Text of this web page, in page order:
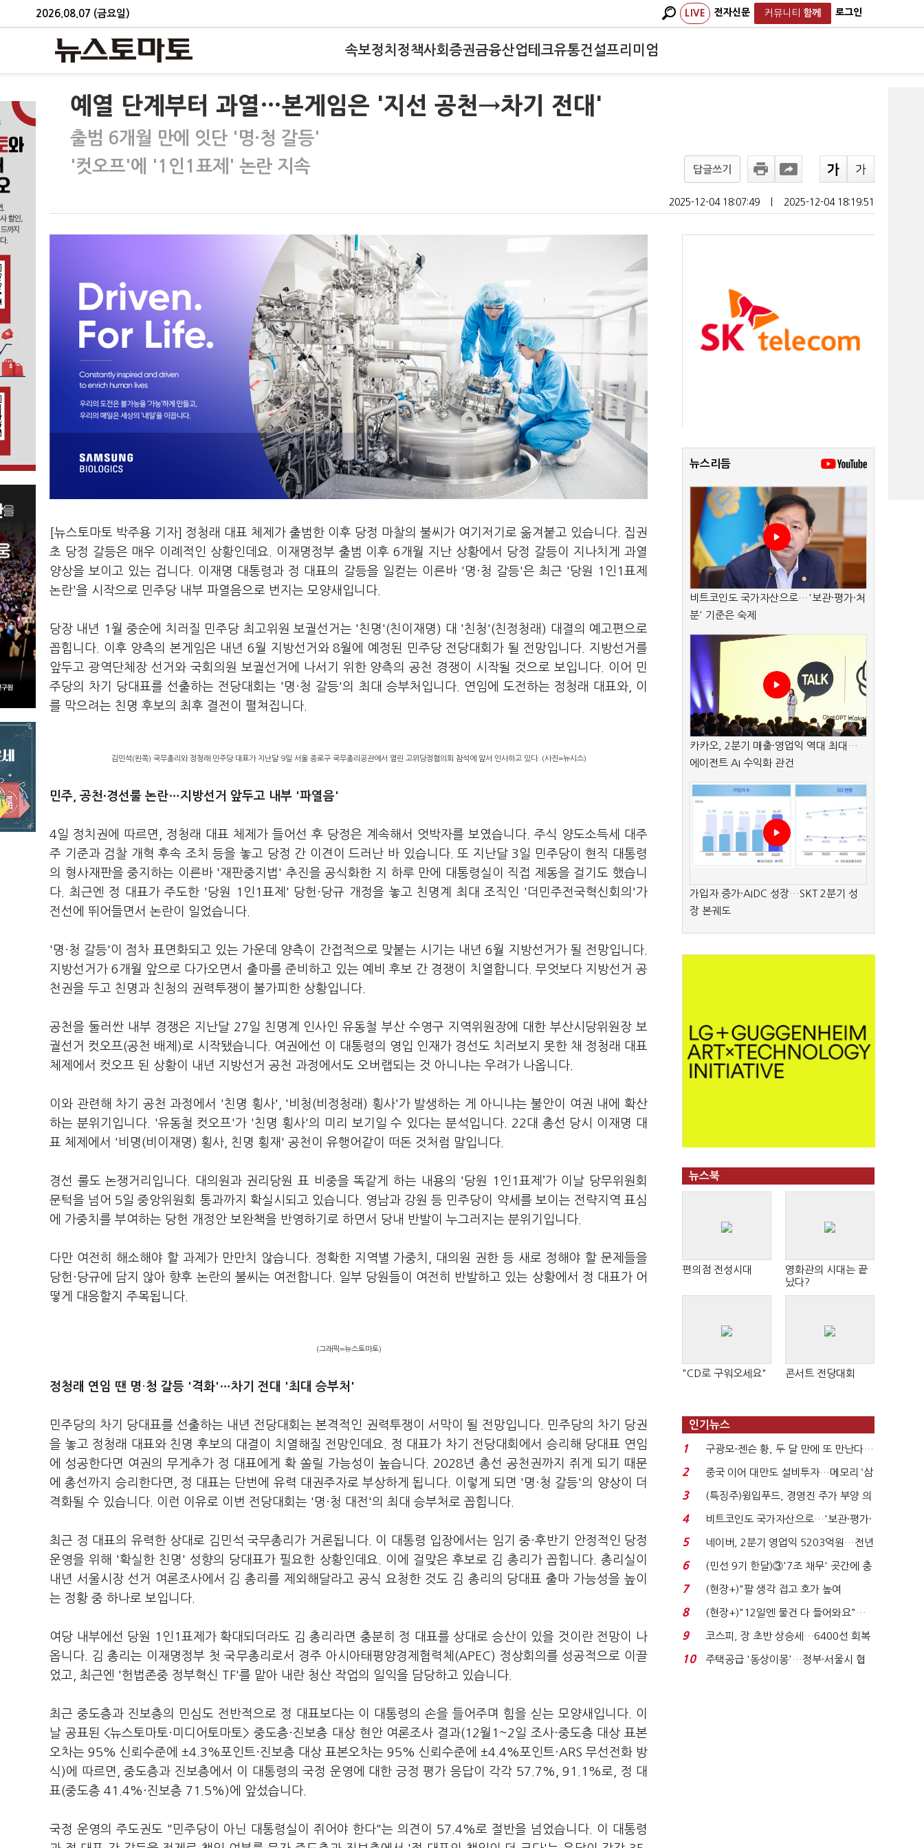
2026.08.07 (금요일) LIVE 전자신문 커뮤니티 함께 로그인
속보정치 정책사회 증권금융산업테크유통건설프리미엄
예열 단계부터 과열…본게임은 '지선 공천→차기 전대'
출범 6개월 만에 잇단 '명·청 갈등'
'컷오프'에 '1인1표제' 논란 지속
답글쓰기
2025-12-04 18:07:49 2025-12-04 18:19:51
[뉴스토마토 박주용 기자] 정청래 대표 체제가 출범한 이후 당정 마찰의 불씨가 여기저기로 옮겨붙고 있습니다. 집권
초 당정 갈등은 매우 이례적인 상황인데요. 이재명정부 출범 이후 6개월 지난 상황에서 당정 갈등이 지나치게 과열
양상을 보이고 있는 겁니다. 이재명 대통령과 정 대표의 갈등을 일컫는 이른바 '명 ·청 갈등'은 최근 '당원 1인1표제
논란'을 시작으로 민주당 내부 파열음으로 번지는 모양새입니다.
당장 내년 1월 중순에 치러질 민주당 최고위원 보궐선거는 '친명'(친이재명) 대 '친청'(친정청래) 대결의 예고편으로
꼽힙니다. 이후 양측의 본게임은 내년 6월 지방선거와 8월에 예정된 민주당 전당대회가 될 전망입니다. 지방선거를
앞두고 광역단체장 선거와 국회의원 보궐선거에 나서기 위한 양측의 공천 경쟁이 시작될 것으로 보입니다. 이어 민
주당의 차기 당대표를 선출하는 전당대회는 '명 ·청 갈등'의 최대 승부처입니다. 연임에 도전하는 정청래 대표와, 이
를 막으려는 친명 후보의 최후 결전이 펼쳐집니다.
김민석(왼쪽) 국무총리와 정청래 민주당 대표가 지난달 9일 서울 종로구 국무총리공관에서 열린 고위당정협의회 참석에 앞서 인사하고 있다. (사진=뉴시스)
민주, 공천·경선룰 논란…지방선거 앞두고 내부 '파열음'
4일 정치권에 따르면, 정청래 대표 체제가 들어선 후 당정은 계속해서 엇박자를 보였습니다. 주식 양도소득세 대주
주 기준과 검찰 개혁 후속 조치 등을 놓고 당정 간 이견이 드러난 바 있습니다. 또 지난달 3일 민주당이 현직 대통령
의 형사재판을 중지하는 이른바 '재판중지법' 추진을 공식화한 지 하루 만에 대통령실이 직접 제동을 걸기도 했습니
다. 최근엔 정 대표가 주도한 '당원 1인1표제' 당헌·당규 개정을 놓고 친명계 최대 조직인 '더민주전국혁신회의'가
전선에 뛰어들면서 논란이 일었습니다.
'명·청 갈등'이 점차 표면화되고 있는 가운데 양측이 간접적으로 맞붙는 시기는 내년 6월 지방선거가 될 전망입니다.
지방선거가 6개월 앞으로 다가오면서 출마를 준비하고 있는 예비 후보 간 경쟁이 치열합니다. 무엇보다 지방선거 공
천권을 두고 친명과 친청의 권력투쟁이 불가피한 상황입니다.
공천을 둘러싼 내부 경쟁은 지난달 27일 친명계 인사인 유동철 부산 수영구 지역위원장에 대한 부산시당위원장 보
궐선거 컷오프(공천 배제)로 시작됐습니다. 여권에선 이 대통령의 영입 인재가 경선도 치러보지 못한 채 정청래 대표
체제에서 컷오프 된 상황이 내년 지방선거 공천 과정에서도 오버랩되는 것 아니냐는 우려가 나옵니다.
이와 관련해 차기 공천 과정에서 '친명 횡사', '비청(비정청래) 횡사'가 발생하는 게 아니냐는 불안이 여권 내에 확산
하는 분위기입니다. '유동철 컷오프'가 '친명 횡사'의 미리 보기일 수 있다는 분석입니다. 22대 총선 당시 이재명 대
표 체제에서 '비명(비이재명) 횡사, 친명 횡재' 공천이 유행어같이 떠돈 것처럼 말입니다.
경선 룰도 논쟁거리입니다. 대의원과 권리당원 표 비중을 똑같게 하는 내용의 '당원 1인1표제’가 이날 당무위원회
문턱을 넘어 5일 중앙위원회 통과까지 확실시되고 있습니다. 영남과 강원 등 민주당이 약세를 보이는 전략지역 표심
에 가중치를 부여하는 당헌 개정안 보완책을 반영하기로 하면서 당내 반발이 누그러지는 분위기입니다.
다만 여전히 해소해야 할 과제가 만만치 않습니다. 정확한 지역별 가중치, 대의원 권한 등 새로 정해야 할 문제들을
당헌·당규에 담지 않아 향후 논란의 불씨는 여전합니다. 일부 당원들이 여전히 반발하고 있는 상황에서 정 대표가 어
떻게 대응할지 주목됩니다.
(그래픽=뉴스토마토)
정청래 연임 땐 명·청 갈등 '격화'…차기 전대 '최대 승부처'
민주당의 차기 당대표를 선출하는 내년 전당대회는 본격적인 권력투쟁이 서막이 될 전망입니다. 민주당의 차기 당권
을 놓고 정청래 대표와 친명 후보의 대결이 치열해질 전망인데요. 정 대표가 차기 전당대회에서 승리해 당대표 연임
에 성공한다면 여권의 무게추가 정 대표에게 확 쏠릴 가능성이 높습니다. 2028년 총선 공천권까지 쥐게 되기 때문
에 총선까지 승리한다면, 정 대표는 단번에 유력 대권주자로 부상하게 됩니다. 이렇게 되면 '명·청 갈등'의 양상이 더
격화될 수 있습니다. 이런 이유로 이번 전당대회는 '명·청 대전'의 최대 승부처로 꼽힙니다.
최근 정 대표의 유력한 상대로 김민석 국무총리가 거론됩니다. 이 대통령 입장에서는 임기 중·후반기 안정적인 당정
운영을 위해 '확실한 친명' 성향의 당대표가 필요한 상황인데요. 이에 걸맞은 후보로 김 총리가 꼽힙니다. 총리실이
내년 서울시장 선거 여론조사에서 김 총리를 제외해달라고 공식 요청한 것도 김 총리의 당대표 출마 가능성을 높이
는 정황 중 하나로 보입니다.
여당 내부에선 당원 1인1표제가 확대되더라도 김 총리라면 충분히 정 대표를 상대로 승산이 있을 것이란 전망이 나
옵니다. 김 총리는 이재명정부 첫 국무총리로서 경주 아시아태평양경제협력체(APEC) 정상회의를 성공적으로 이끌
었고, 최근엔 '헌법존중 정부혁신 TF'를 맡아 내란 청산 작업의 일익을 담당하고 있습니다.
최근 중도층과 진보층의 민심도 전반적으로 정 대표보다는 이 대통령의 손을 들어주며 힘을 싣는 모양새입니다. 이
날 공표된 <뉴스토마토·미디어토마토> 중도층·진보층 대상 현안 여론조사 결과(12월1~2일 조사·중도층 대상 표본
오차는 95% 신뢰수준에 ±4.3%포인트·진보층 대상 표본오차는 95% 신뢰수준에 ±4.4%포인트·ARS 무선전화 방
식)에 따르면, 중도층과 진보층에서 이 대통령의 국정 운영에 대한 긍정 평가 응답이 각각 57.7%, 91.1%로, 정 대
표(중도층 41.4%·진보층 71.5%)에 앞섰습니다.
국정 운영의 주도권도 "민주당이 아닌 대통령실이 쥐어야 한다"는 의견이 57.4%로 절반을 넘었습니다. 이 대통령
뉴스리듬
비트코인도 국가자산으로…'보관·평가·처
분' 기준은 숙제
카카오, 2분기 매출·영업익 역대 최대…
에이전트 AI 수익화 관건
가입자 증가·AIDC 성장…SKT 2분기 성
장 본궤도
뉴스북
편의점 전성시대
영화관의 시대는 끝
났다?
"CD로 구워오세요" 콘서트 전당대회
인기뉴스
1
구광모-젠슨 황, 두 달 만에 또 만난다…
로봇·AI 등 논...
2
중국 이어 대만도 설비투자…메모리 ‘삼
국전쟁’
3
(특징주)윙입푸드, 경영진 주가 부양 의
지에 상한가...
4
비트코인도 국가자산으로…'보관·평가·
처분' 기준은 ...
5
네이버, 2분기 영업익 5203억원…전년
비 0.2% 감소...
6
(민선 9기 한달)③'7조 채무' 곳간에 충
격…추미애, 20년...
7
(현장+)"팔 생각 접고 호가 높여
요"…'덜 똘똘한 한 채' 20...
8
(현장+)"12일엔 물건 다 들어와요"…
빈 매대 채우며 문 연 ...
9
코스피, 장 초반 상승세…6400선 회복
시도
10
주택공급 '동상이몽'…정부·서울시 협